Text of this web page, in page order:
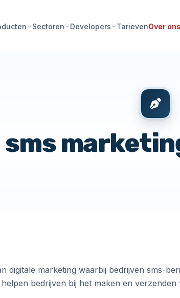
Sectoren Developers TarievenOver ons
sms
digitale marketing waarbij bedrijven sms-
bedrijven bij het maken en verzenden